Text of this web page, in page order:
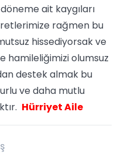
ait kaygıları
rağmen bu
hissediyorsak ve
hamileliğimizi olumsuz
destek almak bu
ve daha mutlu
Hürriyet Aile